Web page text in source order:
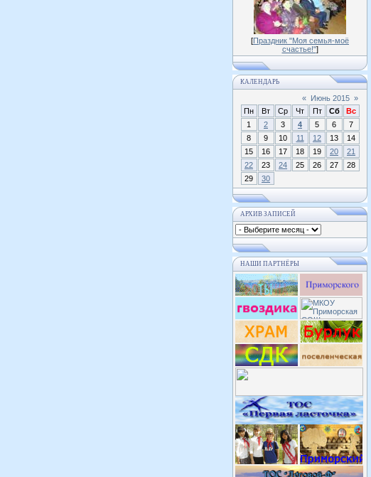
[Праздник "Моя семья-моё
счастье!"]
КАЛЕНДАРЬ
« Июнь 2015 »
Пн
Вт Ср Чт Пт Сб
Вс
1
2 3 4 5 6
7
8
9 10 11 12 13
14
15
16 17 18 19 20
21
22
23 24 25 26 27
28
29
30
АРХИВ ЗАПИСЕЙ
НАШИ ПАРТНЁРЫ